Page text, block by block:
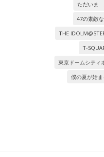
ただいま
47の素敵
THE
T-
東京ドームシティ
僕の夏が始ま